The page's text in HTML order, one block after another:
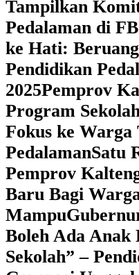
Tampilkan
Pedalaman di
ke Hati:
Pendidikan
2025‎Pemprov
Program
Fokus ke
Pedalaman‎Satu
Pemprov
Baru Bagi
Mampu
Boleh Ada Anak
Sekolah” –